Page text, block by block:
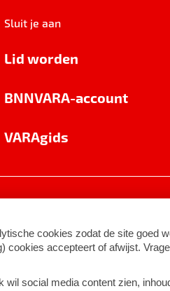
Sluit je aan
Lid worden
BNNVARA-account
VARAgids
©2026BNNVARA